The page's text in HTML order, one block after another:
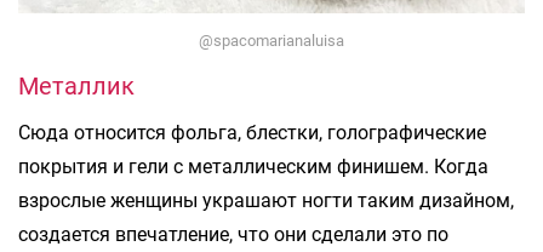
@spacomarianaluisa
Металлик
Сюда относится фольга, блестки, голографические
покрытия и гели с металлическим финишем. Когда
взрослые женщины украшают ногти таким дизайном,
создается впечатление, что они сделали это по